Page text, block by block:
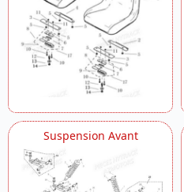
Suspension Avant